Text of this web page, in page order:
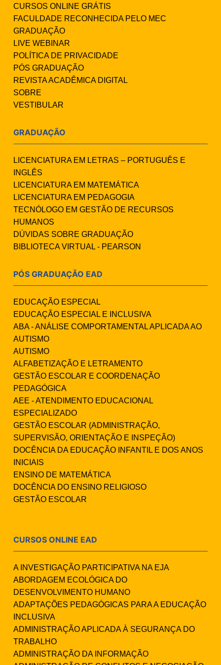
CURSOS ONLINE GRÁTIS
FACULDADE RECONHECIDA PELO MEC
GRADUAÇÃO
LIVE WEBINAR
POLÍTICA DE PRIVACIDADE
PÓS GRADUAÇÃO
REVISTA ACADÊMICA DIGITAL
SOBRE
VESTIBULAR
GRADUAÇÃO
LICENCIATURA EM LETRAS – PORTUGUÊS E
INGLÊS
LICENCIATURA EM MATEMÁTICA
LICENCIATURA EM PEDAGOGIA
TECNÓLOGO EM GESTÃO DE RECURSOS
HUMANOS
DÚVIDAS SOBRE GRADUAÇÃO
BIBLIOTECA VIRTUAL - PEARSON
PÓS GRADUAÇÃO EAD
EDUCAÇÃO ESPECIAL
EDUCAÇÃO ESPECIAL E INCLUSIVA
ABA - ANÁLISE COMPORTAMENTAL APLICADA AO
AUTISMO
AUTISMO
ALFABETIZAÇÃO E LETRAMENTO
GESTÃO ESCOLAR E COORDENAÇÃO
PEDAGÓGICA
AEE - ATENDIMENTO EDUCACIONAL
ESPECIALIZADO
GESTÃO ESCOLAR (ADMINISTRAÇÃO,
SUPERVISÃO, ORIENTAÇÃO E INSPEÇÃO)
DOCÊNCIA DA EDUCAÇÃO INFANTIL E DOS ANOS
INICIAIS
ENSINO DE MATEMÁTICA
DOCÊNCIA DO ENSINO RELIGIOSO
GESTÃO ESCOLAR
CURSOS ONLINE EAD
A INVESTIGAÇÃO PARTICIPATIVA NA EJA
ABORDAGEM ECOLÓGICA DO
DESENVOLVIMENTO HUMANO
ADAPTAÇÕES PEDAGÓGICAS PARA A EDUCAÇÃO
INCLUSIVA
ADMINISTRAÇÃO APLICADA À SEGURANÇA DO
TRABALHO
ADMINISTRAÇÃO DA INFORMAÇÃO